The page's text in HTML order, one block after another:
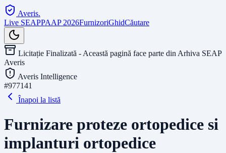
Averis.
Live SEAPPAAP 2026FurnizoriGhidCăutare
Licitație Finalizată - Această pagină face parte din Arhiva SEAP
Averis
Averis Intelligence
#977141
Înapoi la listă
Furnizare proteze ortopedice si
implanturi ortopedice